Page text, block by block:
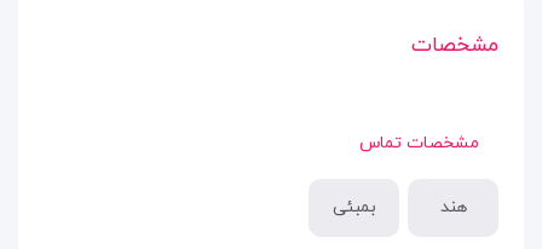
مشخصات
مشخصات تماس
هند بمبئی